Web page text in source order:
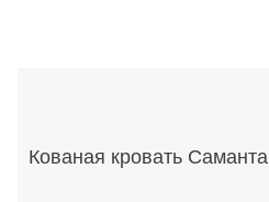
Кованая кровать Саманта